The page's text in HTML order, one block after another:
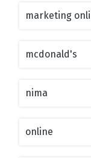
marketing
mcdonald's
nima
online